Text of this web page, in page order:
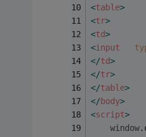
<table>
<tr>
<td>
<input
</td>
</tr>
</table>
</body>
<script>
window